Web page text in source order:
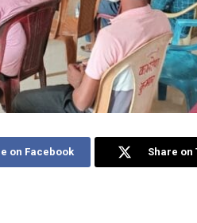
on Facebook Share on